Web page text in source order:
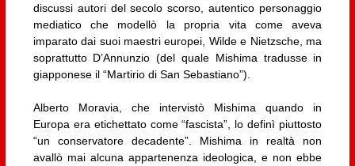
discussi autori del secolo scorso, autentico personaggio
mediatico che modellò la propria vita come aveva
imparato dai suoi maestri europei, Wilde e Nietzsche, ma
soprattutto D’Annunzio (del quale Mishima tradusse in
giapponese il “Martirio di San Sebastiano”).
Alberto Moravia, che intervistò Mishima quando in
Europa era etichettato come “fascista”, lo definì piuttosto
“un conservatore decadente”. Mishima in realtà non
avallò mai alcuna appartenenza ideologica, e non ebbe